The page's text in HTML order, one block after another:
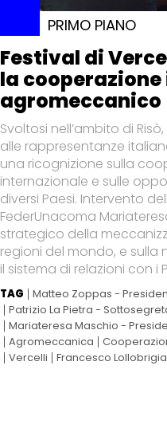
PRIMO PIANO
Festival di
la
agromeccanico
Svoltosi nell’ambito di
alle rappresentanze
una ricognizione sulla
internazionale e sulle
diversi Paesi. Intervento
FederUnacoma
strategico della
regioni del mondo, e sulla
il sistema di relazioni con i
TAG
Matteo Zoppas -
Patrizio La Pietra -
Mariateresa Maschio -
Agromeccanica
Vercelli
Francesco